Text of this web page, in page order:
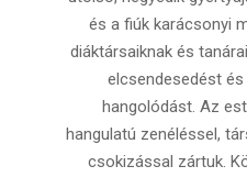
és a fiúk karácsonyi
diáktársaiknak és
elcsendesedést
hangolódást. Az
hangulatú zenéléssel,
csokizással zártuk.